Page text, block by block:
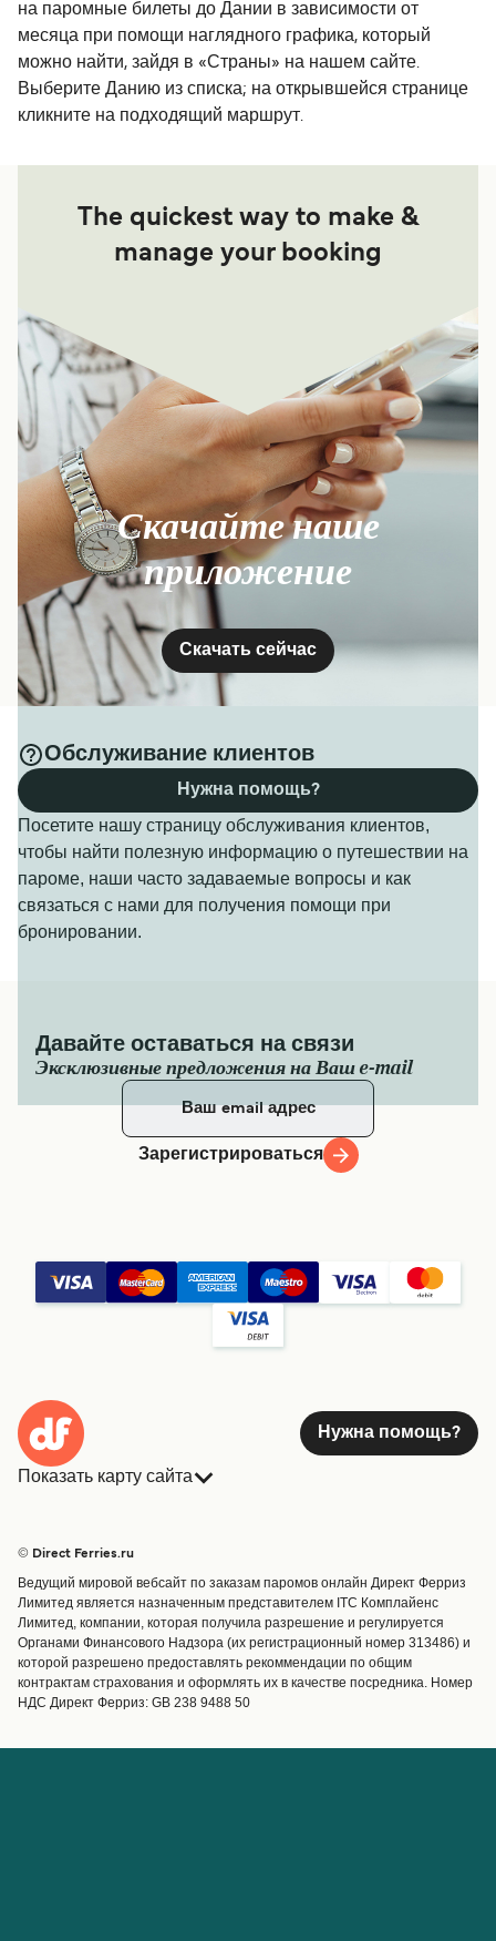
на паромные билеты до Дании в зависимости от
месяца при помощи наглядного графика, который
можно найти, зайдя в «Страны» на нашем сайте.
Выберите Данию из списка; на открывшейся странице
кликните на подходящий маршрут.
The quickest way to make &
manage your booking
Скачайте наше
приложение
Скачать сейчас
Обслуживание клиентов
Посетите нашу страницу обслуживания клиентов,
чтобы найти полезную информацию о путешествии на
пароме, наши часто задаваемые вопросы и как
связаться с нами для получения помощи при
бронировании.
Нужна помощь?
Давайте оставаться на связи
Эксклюзивные предложения на Ваш e-mail
Зарегистрироваться
Нужна помощь?
Показать карту сайта
Страны
Обслуживание клиентов
Операторы
Маршруты и порты
Special Offers
Предлагает
Паромные билеты
Грузоперевозки
© Direct Ferries.ru
Ведущий мировой вебсайт по заказам паромов онлайн Директ Ферриз
Лимитед является назначенным представителем ITC Комплайенс
Лимитед, компании, которая получила разрешение и регулируется
Органами Финансового Надзора (их регистрационный номер 313486) и
которой разрешено предоставлять рекоммендации по общим
контрактам страхования и оформлять их в качестве посредника. Номер
НДС Директ Ферриз: GB 238 9488 50